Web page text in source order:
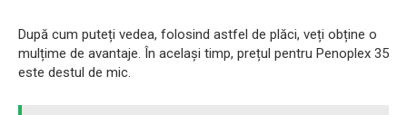
După cum puteți vedea, folosind astfel de plăci, veți obține o
mulțime de avantaje. În același timp, prețul pentru Penoplex 35
este destul de mic.